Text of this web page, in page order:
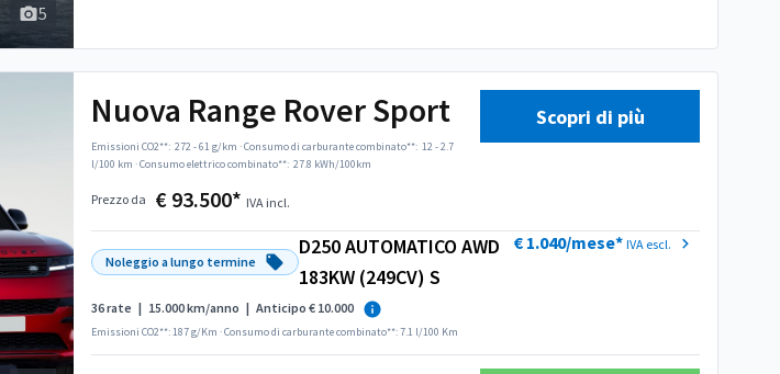
5
Nuova Range Rover Sport
Emissioni CO2**: 272 - 61 g/km ·Consumo di carburante combinato**: 12 - 2.7
l/100 km ·Consumo elettrico combinato**: 27.8 kWh/100km
Prezzo da € 93.500* IVA incl.
Scopri di più
Noleggio a lungo termine
D250 AUTOMATICO AWD
183KW (249CV) S
36 rate | 15.000 km/anno | Anticipo € 10.000
Emissioni CO2**: 187 g/Km ·Consumo di carburante combinato**: 7.1 l/100 Km
€ 1.040/mese* IVA escl.